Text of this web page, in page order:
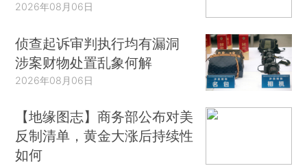
2026年08月06日
侦查起诉审判执行均有漏洞
涉案财物处置乱象何解
2026年08月06日
【地缘图志】商务部公布对美
反制清单，黄金大涨后持续性
如何